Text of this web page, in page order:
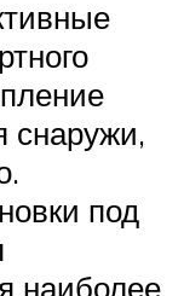
снаружи,
под
наиболее